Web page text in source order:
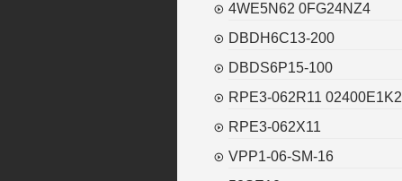
4WE5N62 0FG24NZ4
DBDH6C13-200
DBDS6P15-100
RPE3-062R11 02400E1K2
RPE3-062X11
VPP1-06-SM-16